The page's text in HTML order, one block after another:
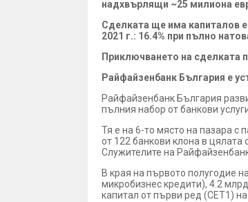
надхвърлящи ~25 милиона
Сделката ще има капиталов
2021 г.: 16.4% при пълно
Приключването на сделката
Райфайзенбанк България е
Райфайзенбанк България
пълния набор от банкови
Тя е на 6-то място на пазара с
от 122 банкови клона в
Служителите на
В края на първото полугодие
микробизнес кредити), 4.2
капитал от първи ред (CET1)